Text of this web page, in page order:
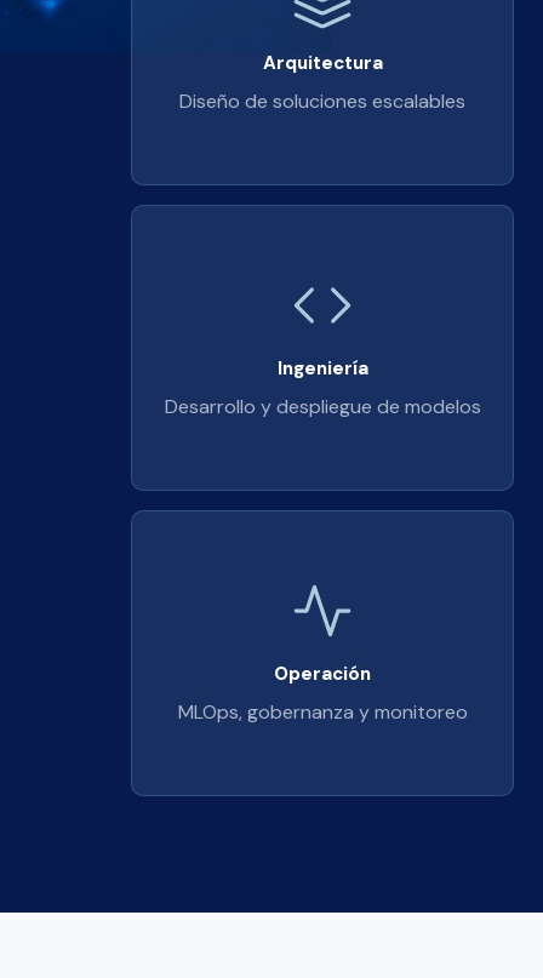
Arquitectura
Diseño de soluciones escalables
Ingeniería
Desarrollo y despliegue de modelos
Operación
MLOps, gobernanza y monitoreo